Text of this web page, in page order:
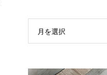
月を選択